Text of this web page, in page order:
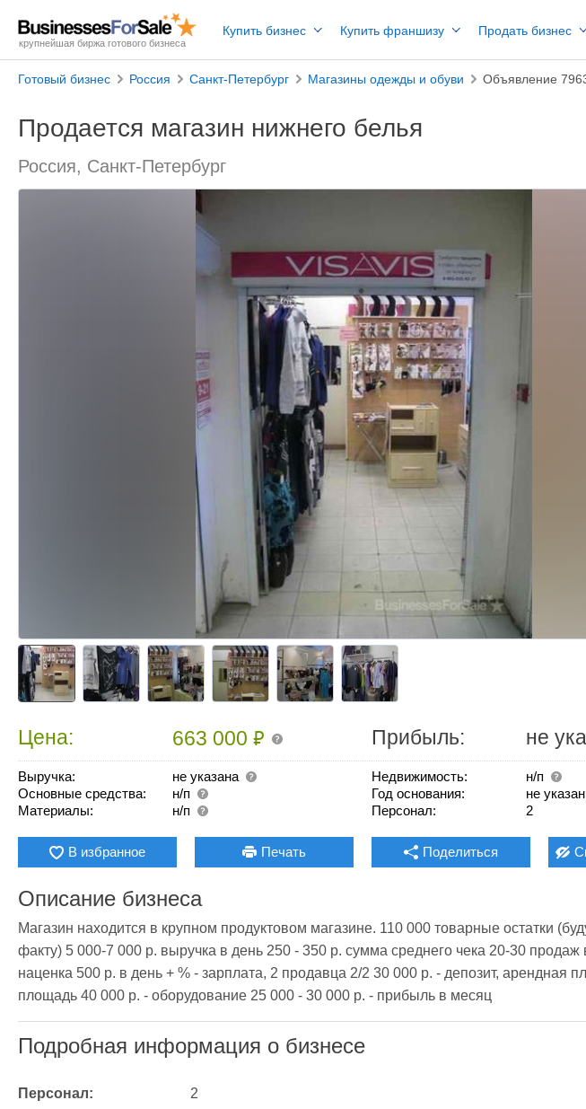
крупнейшая биржа готового бизнеса
Купить бизнес Купить франшизу Продать бизнес
Готовый бизнес Россия Санкт-Петербург Магазины одежды и обуви Объявление
Продается магазин нижнего белья
Россия, Санкт-Петербург
Цена: 663 000₽ Прибыль: не
Выручка:
не указана
Основные средства:
н/п
Материалы:
н/п
Недвижимость:
н/п
Год основания:
не указан
Персонал:
2
В избранное Печать Поделиться
Описание бизнеса
Магазин находится в крупном продуктовом магазине. 110 000 товарные остатки
факту) 5 000-7 000 р. выручка в день 250 - 350 р. сумма среднего чека 20-30 продаж
наценка 500 р. в день + % - зарплата, 2 продавца 2/2 30 000 р. - депозит, арендная
площадь 40 000 р. - оборудование 25 000 - 30 000 р. - прибыль в месяц
Подробная информация о бизнесе
Персонал: 2